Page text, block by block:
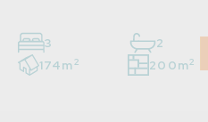
3
2
174m2 200m2